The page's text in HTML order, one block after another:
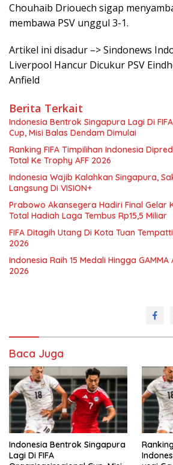
Chouhaib Driouech sigap
membawa PSV unggul 3-1.
Artikel ini disadur –> Sindonews
Liverpool Hancur Dicukur PSV
Anfield
Berita Terkait
Indonesia Bentrok Singapura Lagi Di
Cup, Misi Balas Dendam Dimulai
Ranking FIFA Timpilihan Indonesia
Total Ke Trophy AFF 2026
Indonesia Wajib Kalahkan Singapura,
Langsung Di VISION+
Prabowo Akansegera Hadiri Final Gelar
Total Hadiah Laga Tembus Rp15,5 Miliar
FIFA Ditagih Utang Di Kota Tuan
2026
Indonesia Raih 15 Medali Hingga
2026
Baca Juga
Indonesia Bentrok Singapura
Lagi Di FIFA